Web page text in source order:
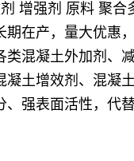
增强剂 原料 聚合
期在产，量大优惠
类混凝土外加剂、
土增效剂、混凝
强表面活性，代